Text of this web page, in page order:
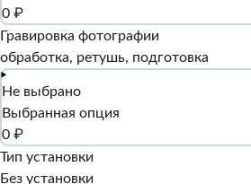
0 ₽
Гравировка фотографии
обработка, ретушь, подготовка
Не выбрано
Выбранная опция
0 ₽
Тип установки
Без установки